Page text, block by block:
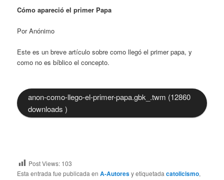
Cómo apareció el primer Papa
Por Anónimo
Este es un breve artículo sobre como llegó el primer papa, y
como no es bíblico el concepto.
anon-como-llego-el-primer-papa.gbk_.twm (12860
downloads )
Post Views: 103
Esta entrada fue publicada enA-Autoresy etiquetadacatolicismo,